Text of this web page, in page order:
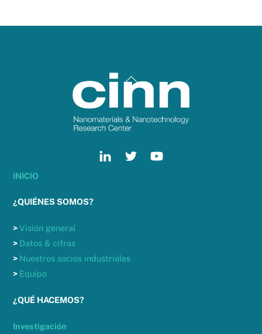
Back
To
Top
INICIO
¿QUIÉNES SOMOS?
>Visión general
> Datos & cifras
> Nuestros socios industriales
> Equipo
¿QUÉ HACEMOS?
Investigación